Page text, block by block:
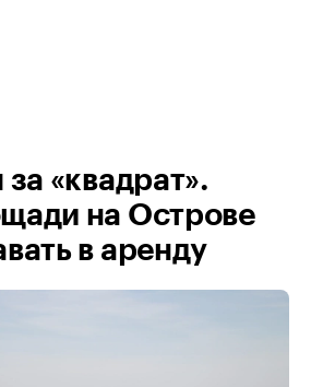
«квадрат».
на Острове
в аренду